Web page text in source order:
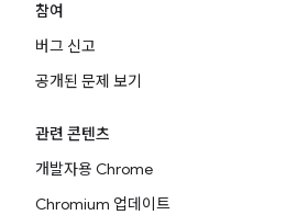
참여
버그 신고
공개된 문제 보기
관련 콘텐츠
개발자용 Chrome
Chromium 업데이트